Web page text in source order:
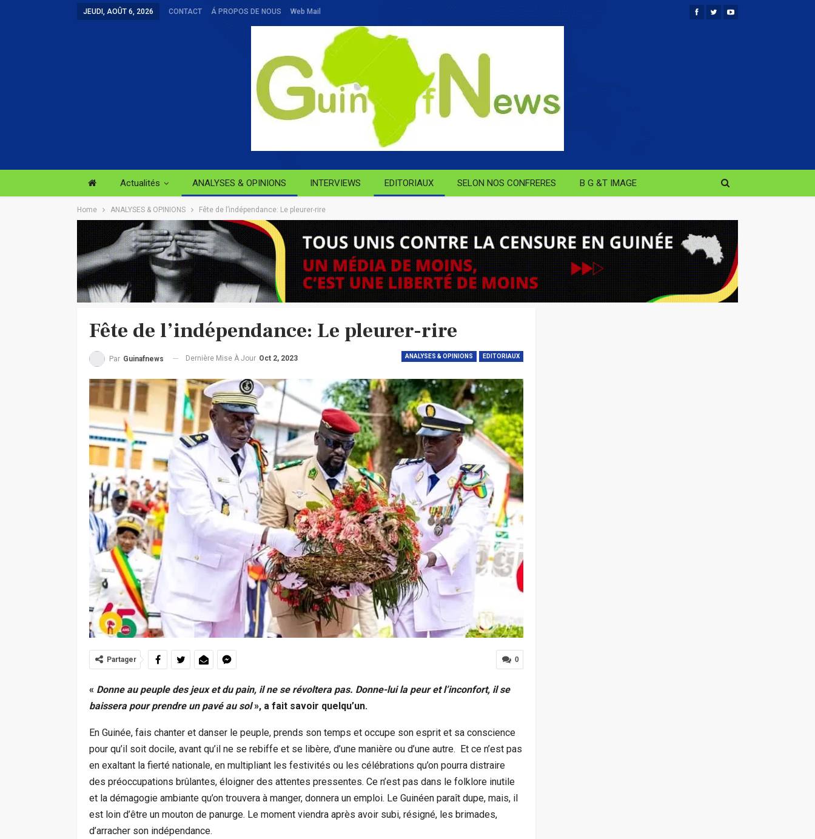
JEUDI, AOÛT 6, 2026 CONTACT Á PROPOS DE NOUS Web Mail
Actualités ANALYSES & OPINIONS INTERVIEWS EDITORIAUX SELON NOS CONFRERES B G &T IMAGE
Home ANALYSES & OPINIONS Fête de l’indépendance: Le pleurer-rire
Fête de l’indépendance: Le pleurer-rire
ANALYSES & OPINIONS EDITORIAUX
Par Guinafnews Dernière Mise À Jour Oct 2, 2023
0
Partager
« Donne au peuple des jeux et du pain, il ne se révoltera pas. Donne-lui la peur et l’inconfort, il se
baissera pour prendre un pavé au sol», a fait savoir quelqu’un.
En Guinée, fais chanter et danser le peuple, prends son temps et occupe son esprit et sa conscience
pour qu’il soit docile, avant qu’il ne se rebiffe et se libère, d’une manière ou d’une autre. Et ce n’est pas
en exaltant la fierté nationale, en multipliant les festivités ou les célébrations qu’on pourra distraire
des préoccupations brûlantes, éloigner des attentes pressentes. Ce n’est pas dans le folklore inutile
et la démagogie ambiante qu’on trouvera à manger, donnera un emploi. Le Guinéen paraît dupe, mais, il
est loin d’être un mouton de panurge. Le moment viendra après avoir subi, résigné, les brimades,
d’arracher son indépendance.